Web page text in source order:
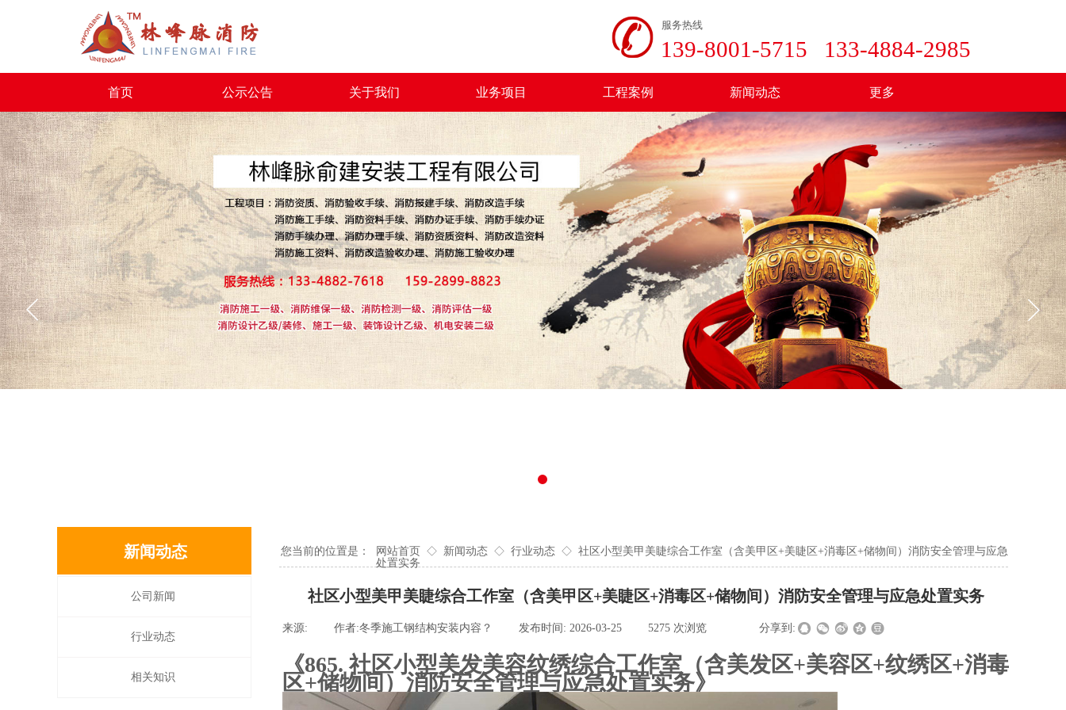
服​​务热线
139-8001-5715 133-4884-2985
首页 公示公告 关于我们 业务项目 工程案例 新闻动态 更多
新闻动态 您当前的位置是： 网站首页 ◇ 新闻动态 ◇ 行业动态 ◇ 社区小型美甲美睫综合工作室（含美甲区+美睫区+消毒区+储物间）消防安全管理与应急
处置实务
公司新闻
行业动态
相关知识
社区小型美甲美睫综合工作室（含美甲区+美睫区+消毒区+储物间）消防安全管理与应急处置实务
来源: 作者:冬季施工钢结构安装内容？ 发布时间: 2026-03-25 5275 次浏览 分享到:
《865. 社区小型美发美容纹绣综合工作室（含美发区+美容区+纹绣区+消毒
区+储物间）消防安全管理与应急处置实务》